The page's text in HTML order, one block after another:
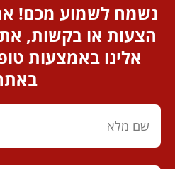
נשמח לשמוע מכם!
הצעות או בקשות,
אלינו באמצעות